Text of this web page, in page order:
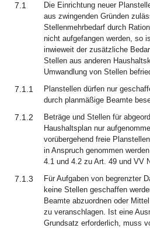
7.1
Die Einrichtung neuer
aus zwingenden Gründen
Stellenmehrbedarf durch
nicht aufgefangen werden, so
inwieweit der zusätzliche
Stellen aus anderen
Umwandlung von Stellen
7.1.1
Planstellen dürfen nur
durch planmäßige Beamte
7.1.2
Beträge und Stellen für
Haushaltsplan nur
vorübergehend freie
in Anspruch genommen
4.1 und 4.2 zu Art. 49 und VV
7.1.3
Für Aufgaben von begrenzter
keine Stellen geschaffen
Beamte abzuordnen oder
zu veranschlagen. Ist eine
Grundsatz erforderlich, muss